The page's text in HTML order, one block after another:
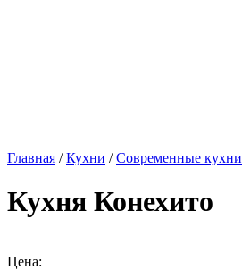
Главная /Кухни /Современные кухни
Кухня Конехито
Цена: